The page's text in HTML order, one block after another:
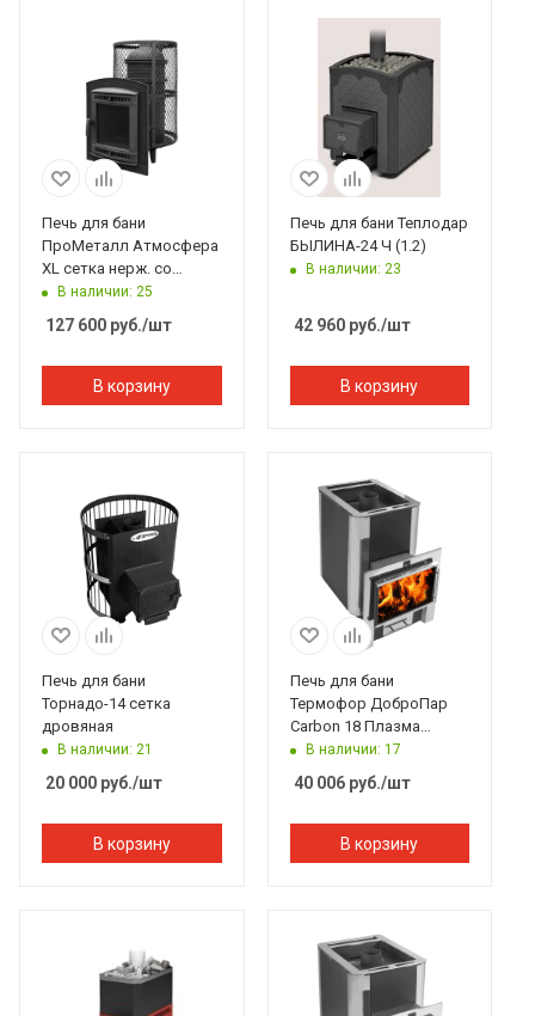
Печь для бани
ПроМеталл Атмосфера
XL сетка нерж. со
стеклом
В наличии: 25
127 600 руб./шт
В корзину
Печь для бани Теплодар
БЫЛИНА-24 Ч (1.2)
В наличии: 23
42 960руб./шт
В корзину
Печь для бани
Торнадо-14 сетка
дровяная
В наличии: 21
20 000 руб./шт
В корзину
Печь для бани
Термофор ДоброПар
Carbon 18 Плазма
закр.каменка антрацит
В наличии: 17
40 006руб./шт
В корзину